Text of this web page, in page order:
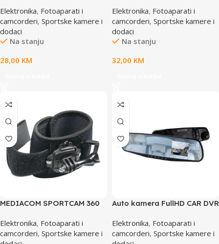
BiH, LCD 2,4”, IR LED, Motion
detector
Elektronika, Fotoaparati i
camcorderi, Sportske kamere i
dodaci
Na stanju
28,00 KM
RECORDER GUARD XDR101
Elektronika, Fotoaparati i
camcorderi, Sportske kamere i
dodaci
Na stanju
32,00 KM
MEDIACOM SPORTCAM 360
Elektronika, Fotoaparati i
camcorderi, Sportske kamere i
Auto kamera FullHD CAR DVR
RECORDER MIRROR XDR103
Elektronika, Fotoaparati i
camcorderi, Sportske kamere i